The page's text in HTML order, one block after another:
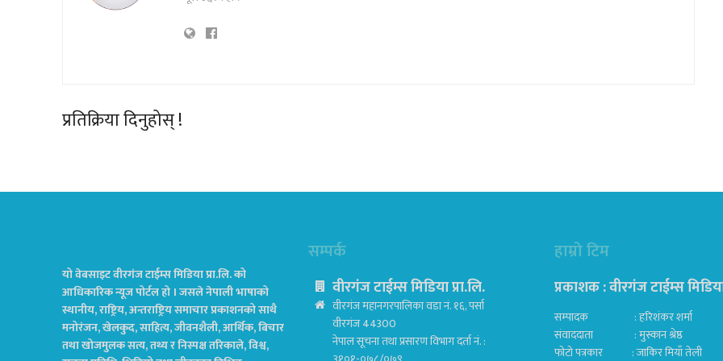
प्रतिक्रिया दिनुहोस् !
यो वेबसाइट वीरगंज टाईम्स मिडिया प्रा.लि. को
आधिकारिक न्यूज पोर्टल हो । जसले नेपाली भाषाको
स्थानीय, राष्ट्रिय, अन्तराष्ट्रिय समाचार प्रकाशनको साथै
मनोरंजन, खेलकुद, साहित्य, जीवनशैली, आर्थिक, बिचार
तथा खोजमुलक सत्य, तथ्य र निस्पक्ष तरिकाले, विश्व,
सम्पर्क
वीरगंज टाईम्स मिडिया प्रा.लि.
वीरगंज महानगरपालिका वडा नं. १६, पर्सा
वीरगंज 44300
नेपाल सूचना तथा प्रसारण विभाग दर्ता नं. :
हाम्रो टिम
प्रकाशक : वीरगंज टाईम्स
सम्पादक : हरिशंकर शर्मा
संवाददाता : मुस्कान श्रेष्ठ
फोटो पत्रकार : जाकिर मियाँ तेली